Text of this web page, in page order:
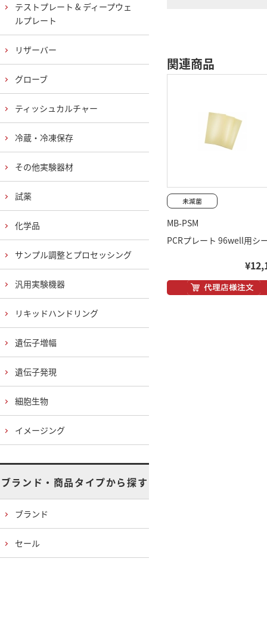
関連商品
MB-PSM
PCRプレート 96well用シ
テストプレート & ディープウェ
ルプレート
リザーバー
グローブ
ティッシュカルチャー
冷蔵・冷凍保存
その他実験器材
試薬
化学品
サンプル調整とプロセッシング
汎用実験機器
リキッドハンドリング
遺伝子増幅
遺伝子発現
細胞生物
イメージング
ブランド・商品タイプから探す
ブランド
セール